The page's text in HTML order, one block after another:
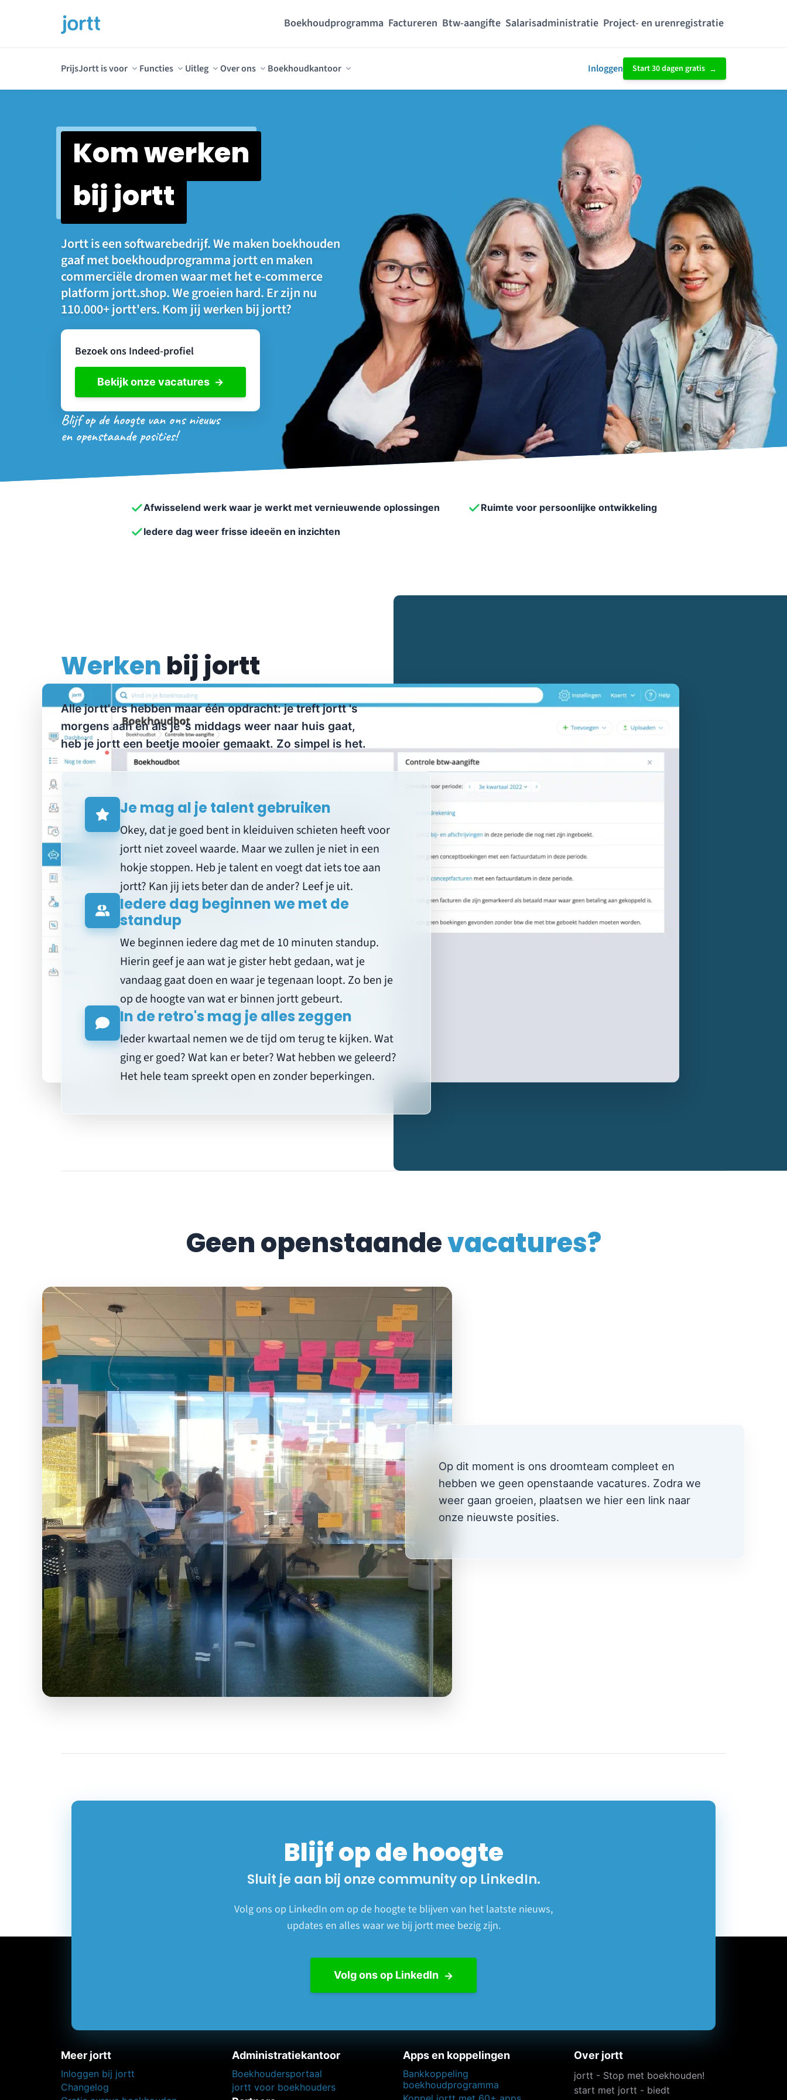
Boekhoudprogramma Factureren Btw-aangifte Salarisadministratie Project- en urenregistratie
PrijsJortt is voor Functies Uitleg Over ons Boekhoudkantoor Inloggen Start 30 dagen gratis
Kom werken
bij jortt
Jortt is een softwarebedrijf. We maken boekhouden
gaaf met boekhoudprogramma jortt en maken
commerciële dromen waar met het e-commerce
platform jortt.shop. We groeien hard. Er zijn nu
110.000+ jortt'ers. Kom jij werken bij jortt?
Bezoek ons Indeed-profiel
Bekijk onze vacatures
Blijf op de hoogte van ons nieuws
en openstaande posities!
Afwisselend werk waar je werkt met vernieuwende oplossingen Ruimte voor persoonlijke ontwikkeling
Iedere dag weer frisse ideeën en inzichten
Werken bij jortt
Alle jortt'ers hebben maar één opdracht: je treft jortt 's
morgens aan en als je 's middags weer naar huis gaat,
heb je jortt een beetje mooier gemaakt. Zo simpel is het.
Je mag al je talent gebruiken
Okey, dat je goed bent in kleiduiven schieten heeft voor
jortt niet zoveel waarde. Maar we zullen je niet in een
hokje stoppen. Heb je talent en voegt dat iets toe aan
jortt? Kan jij iets beter dan de ander? Leef je uit.
Iedere dag beginnen we met de
standup
We beginnen iedere dag met de 10 minuten standup.
Hierin geef je aan wat je gister hebt gedaan, wat je
vandaag gaat doen en waar je tegenaan loopt. Zo ben je
op de hoogte van wat er binnen jortt gebeurt.
In de retro's mag je alles zeggen
Ieder kwartaal nemen we de tijd om terug te kijken. Wat
ging er goed? Wat kan er beter? Wat hebben we geleerd?
Het hele team spreekt open en zonder beperkingen.
Geen openstaandevacatures?
Op dit moment is ons droomteam compleet en
hebben we geen openstaande vacatures. Zodra we
weer gaan groeien, plaatsen we hier een link naar
onze nieuwste posities.
Blijf op de hoogte
Sluit je aan bij onze community op LinkedIn.
Volg ons op LinkedIn om op de hoogte te blijven van het laatste nieuws,
updates en alles waar we bij jortt mee bezig zijn.
Volg ons op LinkedIn
Meer jortt
Inloggen bij jortt
Changelog
Administratiekantoor
Boekhoudersportaal
jortt voor boekhouders
Apps en koppelingen
Bankkoppeling
boekhoudprogramma
Over jortt
jortt - Stop met boekhouden!
start met jortt - biedt